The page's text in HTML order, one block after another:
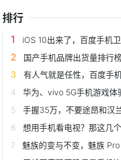
排行
iOS 10出来了，百度手机
国产手机品牌出货量排行
有人气就是任性，百度手
华为、vivo 5G手机游戏体
手握35万，不要途昂和汉兰
想用手机看电视？那这几
魅族的变与不变，魅族